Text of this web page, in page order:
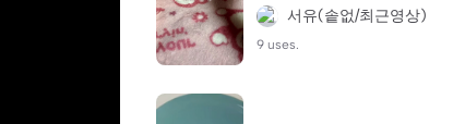
지 말아주세요. 진심입니다..
서유(솥없/최근영상)
9 uses.